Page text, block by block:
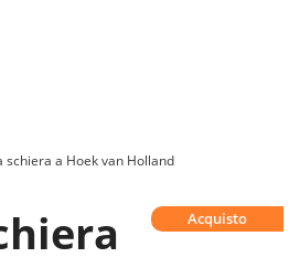
schiera a Hoek van Holland
Acquisto